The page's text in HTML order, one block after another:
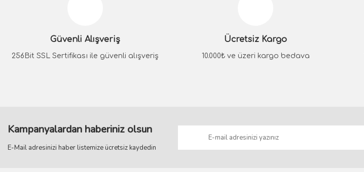
Ürün bilgilerinde hatalar bulunuyor.
Ürün fiyatı diğer sitelerden daha pahalı.
Güvenli Alışveriş
256Bit SSL Sertifikası ile güvenli alışveriş
Ücretsiz Kargo
10.000₺ ve üzeri kargo bedava
Kampanyalardan haberiniz olsun
E-Mail adresinizi haber listemize ücretsiz kaydedin